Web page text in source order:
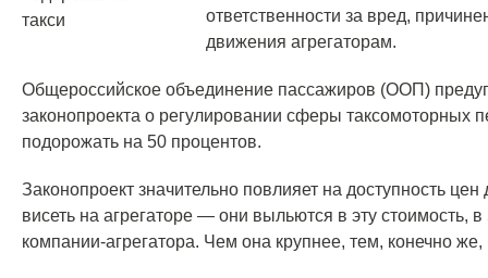
ответственности за вред,
движения агрегаторам.
Общероссийское объединение пассажиров (ООП)
законопроекта о регулировании сферы таксомоторных
подорожать на 50 процентов.
Законопроект значительно повлияет на доступность
висеть на агрегаторе — они выльются в эту стоимость,
компании-агрегатора. Чем она крупнее, тем, конечно